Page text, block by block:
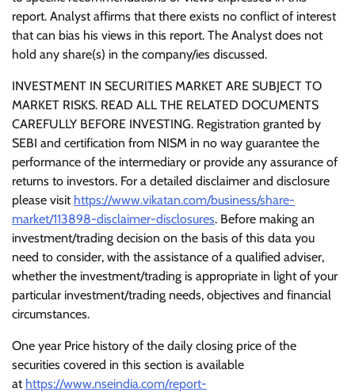
report. Analyst affirms that there exists no conflict of interest
that can bias his views in this report. The Analyst does not
hold any share(s) in the company/ies discussed.
INVESTMENT IN SECURITIES MARKET ARE SUBJECT TO
MARKET RISKS. READ ALL THE RELATED DOCUMENTS
CAREFULLY BEFORE INVESTING. Registration granted by
SEBI and certification from NISM in no way guarantee the
performance of the intermediary or provide any assurance of
returns to investors. For a detailed disclaimer and disclosure
please visit https://www.vikatan.com/business/share-
market/113898-disclaimer-disclosures. Before making an
investment/trading decision on the basis of this data you
need to consider, with the assistance of a qualified adviser,
whether the investment/trading is appropriate in light of your
particular investment/trading needs, objectives and financial
circumstances.
One year Price history of the daily closing price of the
securities covered in this section is available
at https://www.nseindia.com/report-